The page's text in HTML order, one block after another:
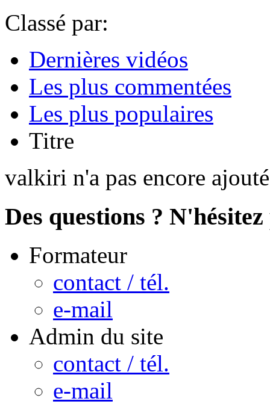
Classé par:
Dernières vidéos
Les plus commentées
Les plus populaires
Titre
valkiri n'a pas encore
Des questions ?
Formateur
contact / tél.
e-mail
Admin du site
contact / tél.
e-mail